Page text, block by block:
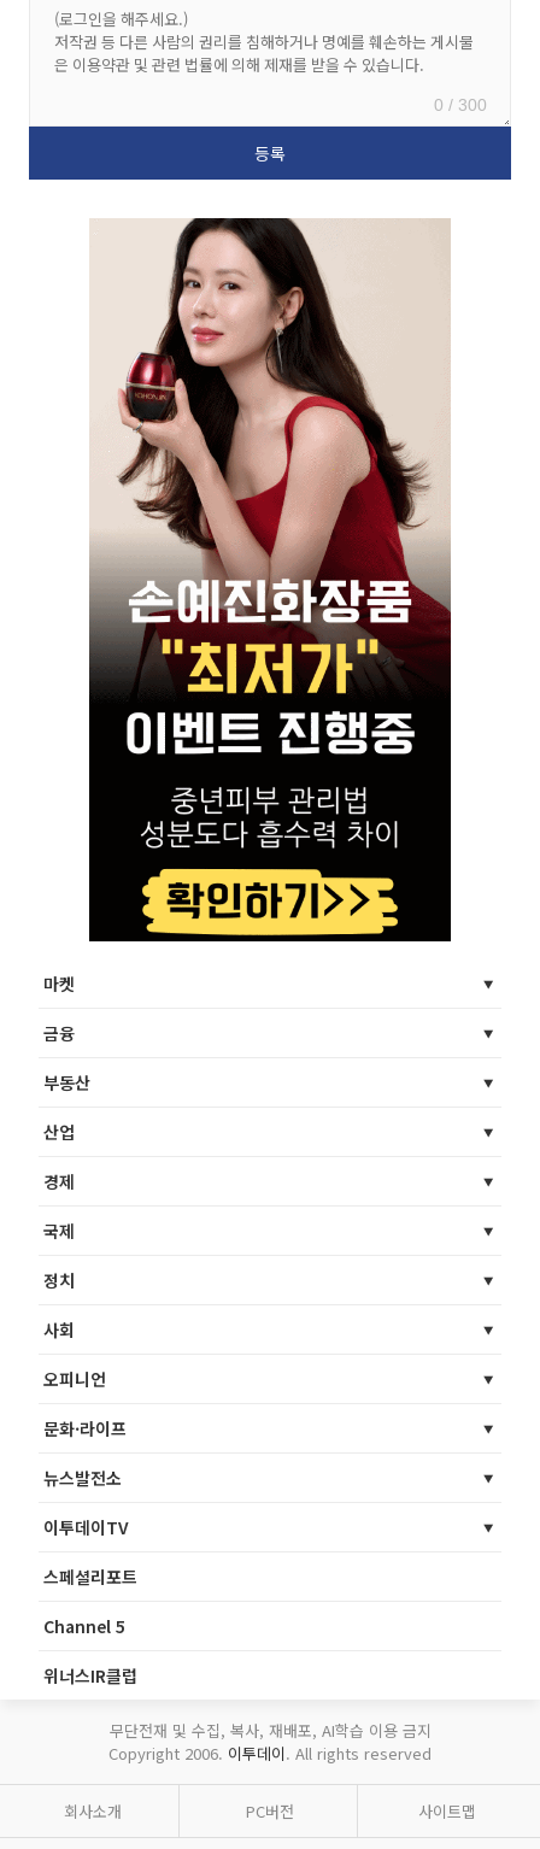
0 / 300
마켓
금융
부동산
산업
경제
국제
정치
사회
오피니언
문화·라이프
뉴스발전소
이투데이TV
스페셜리포트
Channel 5
위너스IR클럽
무단전재 및 수집, 복사, 재배포, AI학습 이용 금지
Copyright 2006. 이투데이. All rights reserved
회사소개 PC버전 사이트맵